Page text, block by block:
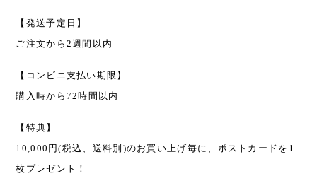
【発送予定日】
ご注文から2週間以内
【コンビニ支払い期限】
購入時から72時間以内
【特典】
10,000円(税込、送料別)のお買い上げ毎に、ポストカードを1
枚プレゼント！